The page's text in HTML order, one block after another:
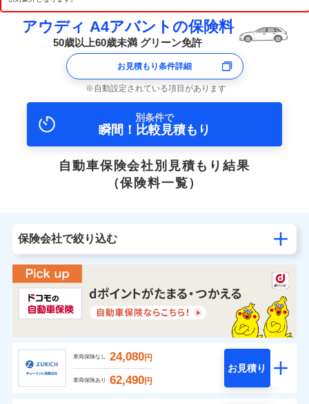
アウディ A4アバントの保険料
50歳以上60歳未満 グリーン免許
お見積もり条件詳細
自動設定されている項目があります
別条件で
瞬間！比較見積もり
自動車保険会社別見積もり結果
（保険料一覧）
保険会社で絞り込む
車両保険なし 24,080円
車両保険あり 62,490円
お見積り